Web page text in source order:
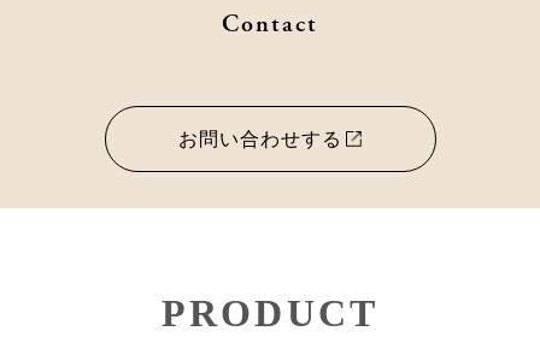
Contact
お問い合わせする
PRODUCT